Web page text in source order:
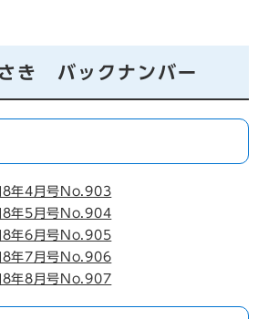
き バックナンバー
8年4月号No.903
8年5月号No.904
8年6月号No.905
8年7月号No.906
8年8月号No.907